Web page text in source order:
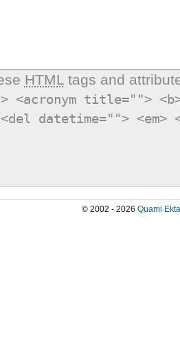
HTMLtags and
<acronym title="">
datetime="">
© 2002 - 2026 Quami